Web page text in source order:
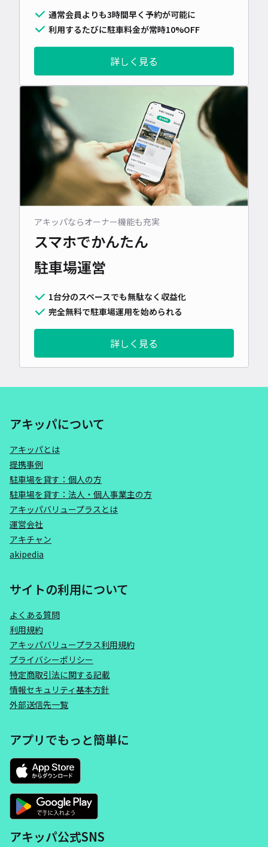
通常会員よりも3時間早く予約が可能に
利用するたびに駐車料金が常時10%OFF
詳しく見る
アキッパならオーナー機能も充実
スマホでかんたん
駐車場運営
1台分のスペースでも無駄なく収益化
完全無料で駐車場運用を始められる
詳しく見る
アキッパについて
アキッパとは
提携事例
駐車場を貸す：個人の方
駐車場を貸す：法人・個人事業主の方
アキッパバリュープラスとは
運営会社
アキチャン
akipedia
サイトの利用について
よくある質問
利用規約
アキッパバリュープラス利用規約
プライバシーポリシー
特定商取引法に関する記載
情報セキュリティ基本方針
外部送信先一覧
アプリでもっと簡単に
アキッパ公式SNS